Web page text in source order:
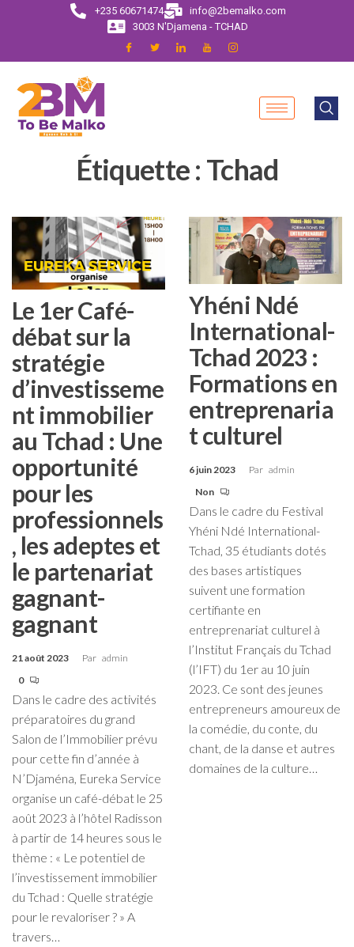
+235 60671474
info@2bemalko.com
3003 N'Djamena - TCHAD
Étiquette : Tchad
Le 1er Café-
débat sur la
stratégie
d’investisseme
nt immobilier
au Tchad : Une
opportunité
pour les
professionnels
, les adeptes et
le partenariat
gagnant-
gagnant
21 août 2023 Par admin
0
Dans le cadre des activités
préparatoires du grand
Salon de l’Immobilier prévu
pour cette fin d’année à
N’Djaména, Eureka Service
organise un café-débat le 25
août 2023 à l’hôtel Radisson
à partir de 14 heures sous le
thème : « Le potentiel de
l’investissement immobilier
du Tchad : Quelle stratégie
pour le revaloriser ? » A
travers…
Yhéni Ndé
International-
Tchad 2023 :
Formations en
entreprenaria
t culturel
6 juin 2023 Par admin
Non
Dans le cadre du Festival
Yhéni Ndé International-
Tchad, 35 étudiants dotés
des bases artistiques
suivent une formation
certifiante en
entreprenariat culturel à
l’Institut Français du Tchad
(l’IFT) du 1er au 10 juin
2023. Ce sont des jeunes
entrepreneurs amoureux de
la comédie, du conte, du
chant, de la danse et autres
domaines de la culture…